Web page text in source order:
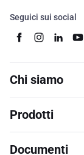
Seguici sui social
Chi siamo
Prodotti
Documenti